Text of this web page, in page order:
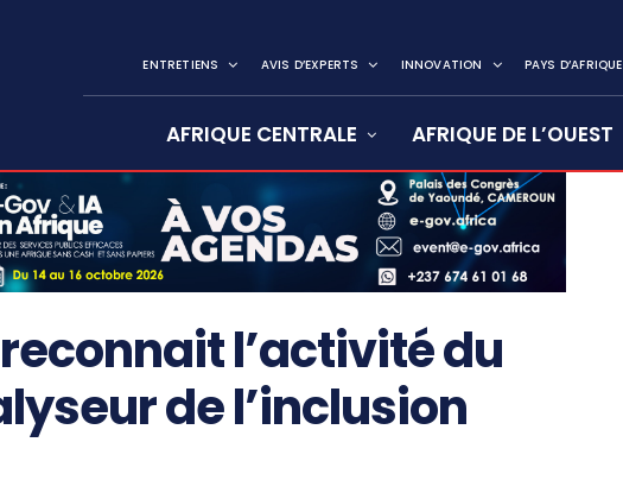
ENTRETIENS AVIS D’EXPERTS INNOVATION PAYS D’AFRIQUE
AFRIQUE CENTRALE AFRIQUE DE L’OUEST
reconnait l’activité du
de l’inclusion